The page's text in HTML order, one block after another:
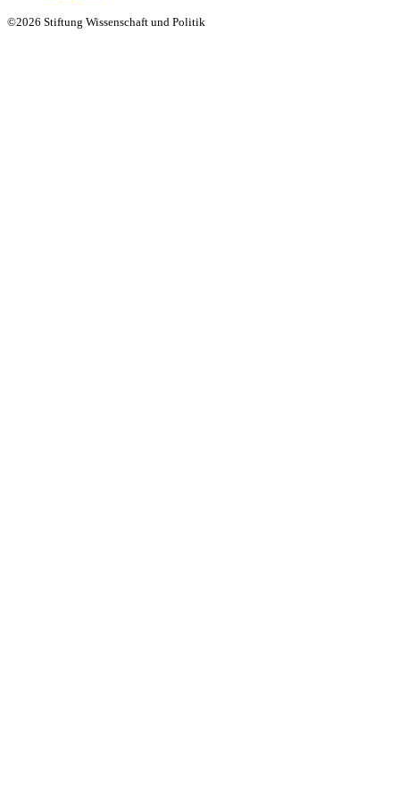
©2026 Stiftung Wissenschaft und Politik